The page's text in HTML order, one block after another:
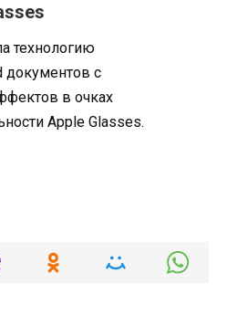
технологию
документов с
в очках
Apple Glasses.